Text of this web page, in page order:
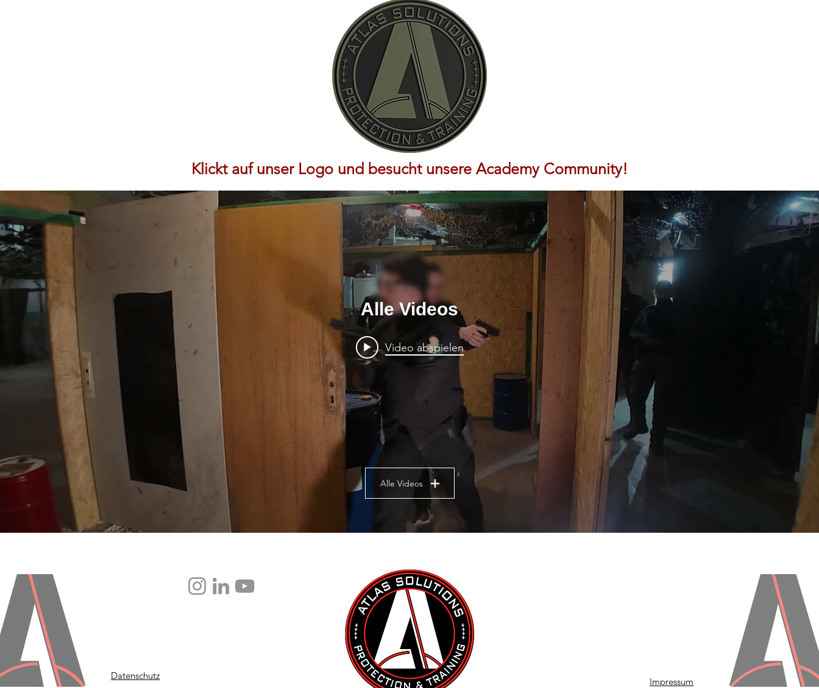
Klickt auf unser Logo und besucht unsere Academy Community!
Alle Videos
Video abspielen
Alle Videos
Datenschutz
Impressum